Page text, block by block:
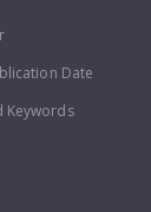
Date
Keywords